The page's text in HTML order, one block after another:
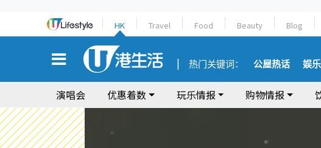
HK Travel Food Beauty Blog
热门关键词： 公屋热话 娱
演唱会 优惠着数 玩乐情报 购物情报